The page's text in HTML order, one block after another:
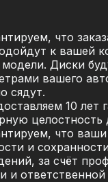
что
к вашей
Диски
вашего
сядут.
10 лет
целостность
что
и
за счёт
и ответственной